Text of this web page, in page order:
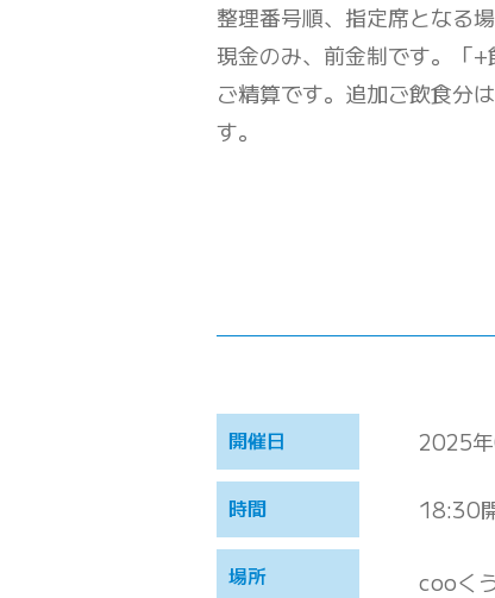
整理番号順、指定席となる
現金のみ、前金制です。「
ご精算です。追加ご飲食分
す。
開催日 2025
時間 18:30
場所 cooく